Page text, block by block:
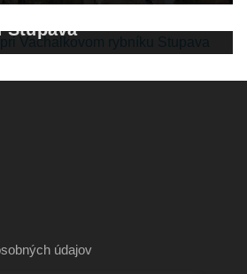
pri Vachalkovom
Stupava
údajov